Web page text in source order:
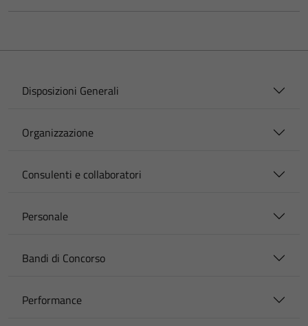
Disposizioni Generali
Organizzazione
Consulenti e collaboratori
Personale
Bandi di Concorso
Performance